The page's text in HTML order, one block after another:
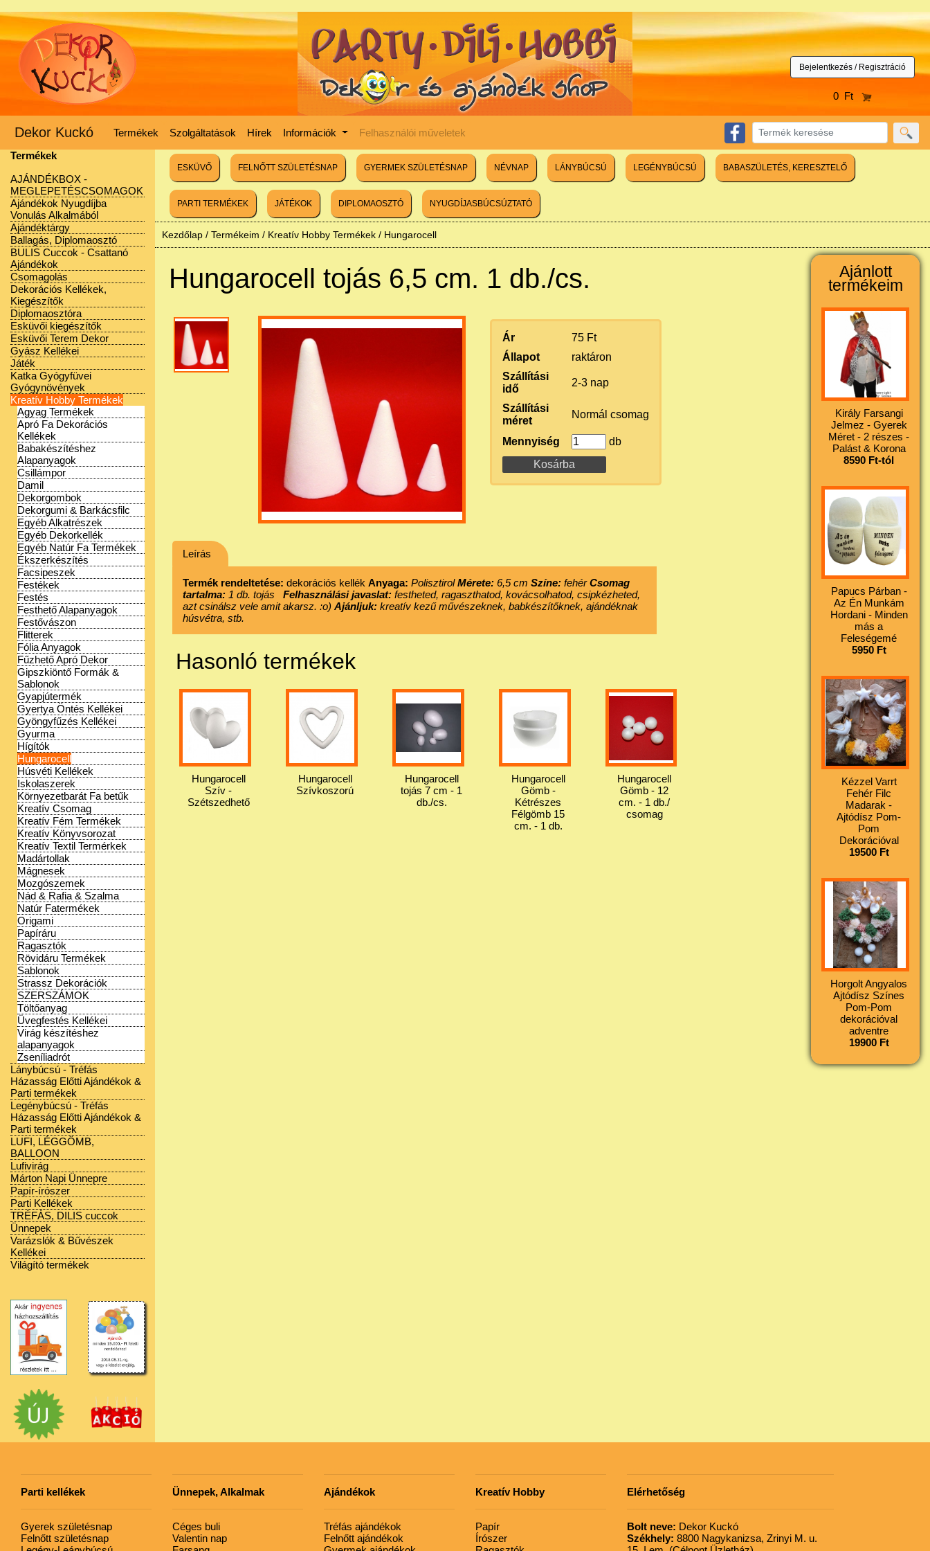
Bejelentkezés / Regisztráció
0 Ft
Dekor Kuckó Termékek Szolgáltatások Hírek Információk
Felhasználói műveletek
Termékek
AJÁNDÉKBOX -
MEGLEPETÉSCSOMAGOK
Ajándékok Nyugdíjba
Vonulás Alkalmából
Ajándéktárgy
Ballagás, Diplomaosztó
BULIS Cuccok - Csattanó
Ajándékok
Csomagolás
Dekorációs Kellékek,
Kiegészítők
Diplomaosztóra
Esküvői kiegészítők
Esküvői Terem Dekor
Gyász Kellékei
Játék
Katka Gyógyfüvei
Gyógynövények
Kreatív Hobby Termékek
Agyag Termékek
Apró Fa Dekorációs
Kellékek
Babakészítéshez
Alapanyagok
Csillámpor
Damil
Dekorgombok
Dekorgumi & Barkácsfilc
Egyéb Alkatrészek
Egyéb Dekorkellék
Egyéb Natúr Fa Termékek
Ékszerkészítés
Facsipeszek
Festékek
Festés
Festhető Alapanyagok
Festővászon
Flitterek
Fólia Anyagok
Fűzhető Apró Dekor
Gipszkiöntő Formák &
Sablonok
Gyapjútermék
Gyertya Öntés Kellékei
Gyöngyfűzés Kellékei
Gyurma
Hígítók
Hungarocell
Húsvéti Kellékek
Iskolaszerek
Környezetbarát Fa betűk
Kreatív Csomag
Kreatív Fém Termékek
Kreatív Könyvsorozat
Kreatív Textil Termérkek
Madártollak
Mágnesek
Mozgószemek
Nád & Rafia & Szalma
Natúr Fatermékek
Origami
Papíráru
Ragasztók
Rövidáru Termékek
Sablonok
Strassz Dekorációk
SZERSZÁMOK
Töltőanyag
Üvegfestés Kellékei
Virág készítéshez
alapanyagok
Zseníliadrót
Lánybúcsú - Tréfás
Házasság Előtti Ajándékok &
Parti termékek
Legénybúcsú - Tréfás
Házasság Előtti Ajándékok &
Parti termékek
LUFI, LÉGGÖMB,
BALLOON
Lufivirág
Márton Napi Ünnepre
Papír-írószer
Parti Kellékek
TRÉFÁS, DILIS cuccok
Ünnepek
Varázslók & Bűvészek
Kellékei
Világító termékek
ESKÜVŐ FELNŐTT SZÜLETÉSNAP GYERMEK SZÜLETÉSNAP NÉVNAP LÁNYBÚCSÚ LEGÉNYBÚCSÚ BABASZÜLETÉS, KERESZTELŐ
PARTI TERMÉKEK JÁTÉKOK DIPLOMAOSZTÓ NYUGDÍJASBÚCSÚZTATÓ
Kezdőlap / Termékeim / Kreatív Hobby Termékek / Hungarocell
Hungarocell tojás 6,5 cm. 1 db./cs.
Ár
75 Ft
Állapot
raktáron
Szállítási
idő
2-3 nap
Szállítási
méret
Normál csomag
Mennyiség db
Leírás
Termék rendeltetése: dekorációs kellék Anyaga: PolisztirolMérete: 6,5 cm Színe: fehér Csomag
tartalma: 1 db. tojás Felhasználási javaslat: festheted, ragaszthatod, kovácsolhatod, csipkézheted,
azt csinálsz vele amit akarsz. :o) Ajánljuk: kreatív kezű művészeknek, babkészítőknek, ajándéknak
húsvétra, stb.
Hasonló termékek
Hungarocell
Szív -
Szétszedhető
Hungarocell
Szívkoszorú
Hungarocell
tojás 7 cm - 1
db./cs.
Hungarocell
Gömb -
Kétrészes
Félgömb 15
cm. - 1 db.
Hungarocell
Gömb - 12
cm. - 1 db./
csomag
Ajánlott
termékeim
Király Farsangi
Jelmez - Gyerek
Méret - 2 részes -
Palást & Korona
8590 Ft-tól
Papucs Párban -
Az Én Munkám
Hordani - Minden
más a
Feleségemé
5950 Ft
Kézzel Varrt
Fehér Filc
Madarak -
Ajtódísz Pom-
Pom
Dekorációval
19500 Ft
Horgolt Angyalos
Ajtódísz Színes
Pom-Pom
dekorációval
adventre
19900 Ft
Parti kellékek
Gyerek születésnap
Felnőtt születésnap
Ünnepek, Alkalmak
Céges buli
Valentin nap
Ajándékok
Tréfás ajándékok
Felnőtt ajándékok
Kreatív Hobby
Papír
Írószer
Elérhetőség
Bolt neve: Dekor Kuckó
Székhely: 8800 Nagykanizsa, Zrinyi M. u.